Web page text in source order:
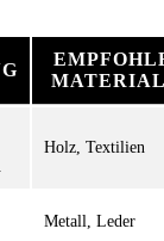
Holz, Textilien
Metall, Leder